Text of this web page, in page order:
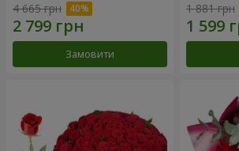
4 665 грн
Замовити
1 881 грн